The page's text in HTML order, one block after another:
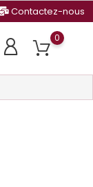
Contactez-nous
0